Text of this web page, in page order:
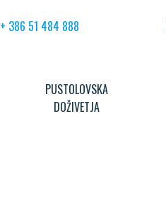
+ 386 51 484 888
PUSTOLOVSKA
DOŽIVETJA